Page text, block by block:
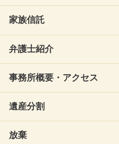
家族信託
弁護士紹介
事務所概要・アクセス
遺産分割
放棄